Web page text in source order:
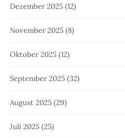
Dezember 2025 (12)
November 2025 (8)
Oktober 2025 (12)
September 2025 (32)
August 2025 (29)
Juli 2025 (25)